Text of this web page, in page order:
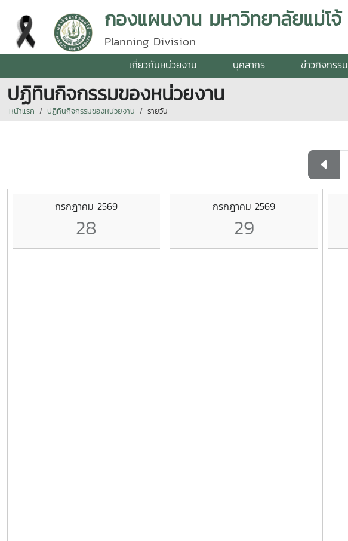
กองแผนงาน มหาวิทยาลัยแม่โจ้
Planning Division
เกี่ยวกับหน่วยงาน บุคลากร ข่าวกิจกรรม
ปฏิทินกิจกรรมของหน่วยงาน
หน้าแรก ปฏิทินกิจกรรมของหน่วยงาน รายวัน
กรกฎาคม 2569
28
กรกฎาคม 2569
29